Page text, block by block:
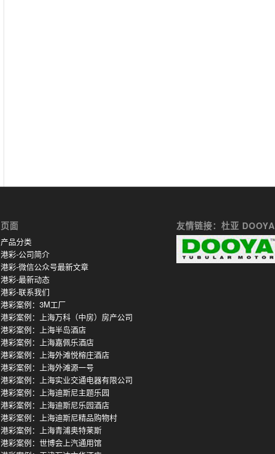
页面
产品分类
港彩-公司简介
港彩-微信公众号最新文章
港彩-最新动态
港彩-联系我们
港彩案例：3M工厂
港彩案例：上海万科（中房）房产公司
港彩案例：上海半岛酒店
港彩案例：上海嘉佩乐酒店
港彩案例：上海外滩悦榕庄酒店
港彩案例：上海外滩源一号
港彩案例：上海实业交通电器有限公司
港彩案例：上海迪斯尼主题乐园
港彩案例：上海迪斯尼乐园酒店
港彩案例：上海迪斯尼精品购物村
港彩案例：上海青浦奥特莱斯
港彩案例：世博会上汽通用馆
友情链接：杜亚 DOOYA